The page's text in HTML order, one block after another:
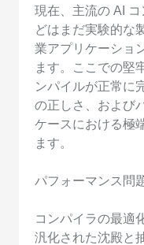
現在、主流の AI
どはまだ実験的な
業アプリケーショ
ます。ここでの堅
ンパイルが正常に
の正しさ、および
ケースにおける極
ます。
パフォーマンス問
コンパイラの最適
汎化された沈殿と